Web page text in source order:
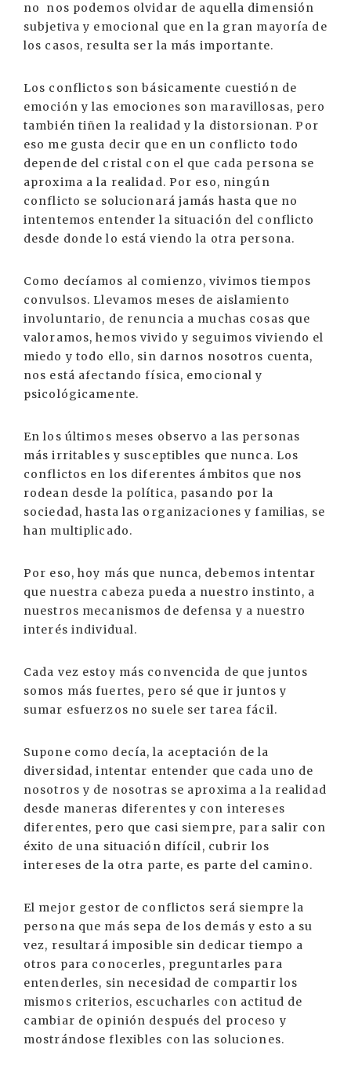
no nos podemos olvidar de aquella dimensión
subjetiva y emocional que en la gran mayoría de
los casos, resulta ser la más importante.
Los conflictos son básicamente cuestión de
emoción y las emociones son maravillosas, pero
también tiñen la realidad y la distorsionan. Por
eso me gusta decir que en un conflicto todo
depende del cristal con el que cada persona se
aproxima a la realidad. Por eso, ningún
conflicto se solucionará jamás hasta que no
intentemos entender la situación del conflicto
desde donde lo está viendo la otra persona.
Como decíamos al comienzo, vivimos tiempos
convulsos. Llevamos meses de aislamiento
involuntario, de renuncia a muchas cosas que
valoramos, hemos vivido y seguimos viviendo el
miedo y todo ello, sin darnos nosotros cuenta,
nos está afectando física, emocional y
psicológicamente.
En los últimos meses observo a las personas
más irritables y susceptibles que nunca. Los
conflictos en los diferentes ámbitos que nos
rodean desde la política, pasando por la
sociedad, hasta las organizaciones y familias, se
han multiplicado.
Por eso, hoy más que nunca, debemos intentar
que nuestra cabeza pueda a nuestro instinto, a
nuestros mecanismos de defensa y a nuestro
interés individual.
Cada vez estoy más convencida de que juntos
somos más fuertes, pero sé que ir juntos y
sumar esfuerzos no suele ser tarea fácil.
Supone como decía, la aceptación de la
diversidad, intentar entender que cada uno de
nosotros y de nosotras se aproxima a la realidad
desde maneras diferentes y con intereses
diferentes, pero que casi siempre, para salir con
éxito de una situación difícil, cubrir los
intereses de la otra parte, es parte del camino.
El mejor gestor de conflictos será siempre la
persona que más sepa de los demás y esto a su
vez, resultará imposible sin dedicar tiempo a
otros para conocerles, preguntarles para
entenderles, sin necesidad de compartir los
mismos criterios, escucharles con actitud de
cambiar de opinión después del proceso y
mostrándose flexibles con las soluciones.